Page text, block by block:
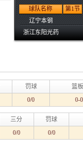
球队名称
第1节
辽宁本钢
浙江东阳光药
罚球
篮
0/0 0-
三分
罚球
0/0 0/0